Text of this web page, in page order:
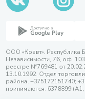
ООО «Кравт». Республика
Независимости, 76, оф.
реестре №769481 от
13.10.1992. Отдел
района, +375172151740;
принимаются: 6378899